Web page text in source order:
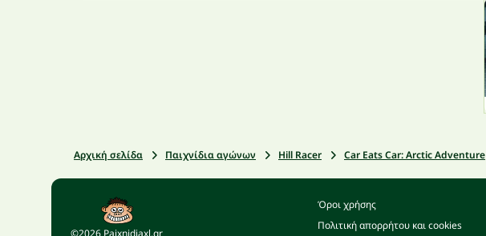
Αρχική σελίδα Παιχνίδια αγώνων Hill Racer Car Eats Car: Arctic Adventure
©2026 Paixnidiaxl.gr
Όροι χρήσης
Πολιτική απορρήτου και cookies